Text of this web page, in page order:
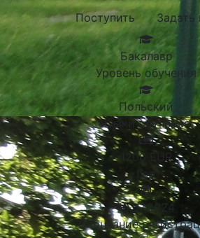
Поступить Задать
Бакалавр
Уровень обучения
Польский
Языки обучения:
1200 EUR
Год
10.07.2024
Окончание